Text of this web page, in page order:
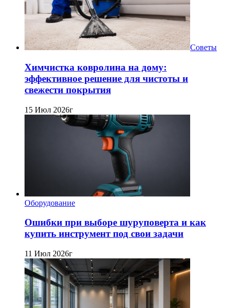
Советы
Химчистка ковролина на дому:
эффективное решение для чистоты и
свежести покрытия
15 Июл 2026г
Оборудование
Ошибки при выборе шуруповерта и как
купить инструмент под свои задачи
11 Июл 2026г